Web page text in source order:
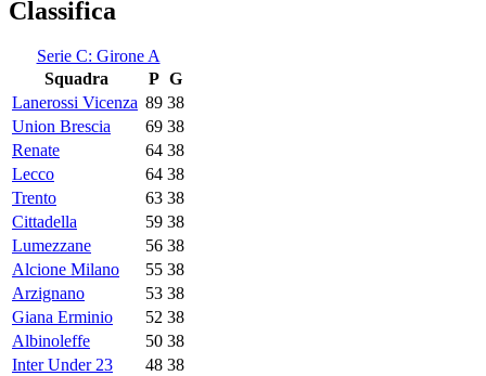
Classifica
Serie C: Girone A
Squadra
P G
Lanerossi Vicenza 89 38
Union Brescia
69 38
Renate
64 38
Lecco
64 38
Trento
63 38
Cittadella
59 38
Lumezzane
56 38
Alcione Milano
55 38
Arzignano
53 38
Giana Erminio
52 38
Albinoleffe
50 38
Inter Under 23
48 38